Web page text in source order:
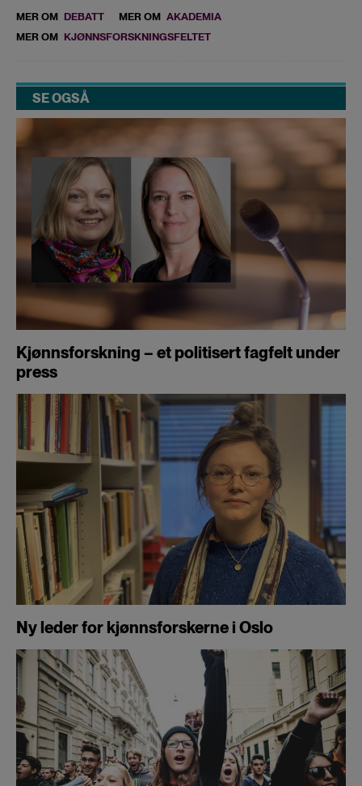
MER OM DEBATT MER OM AKADEMIA
MER OM KJØNNSFORSKNINGSFELTET
SE OGSÅ
Kjønnsforskning – et politisert fagfelt under
press
Ny leder for kjønnsforskerne i Oslo